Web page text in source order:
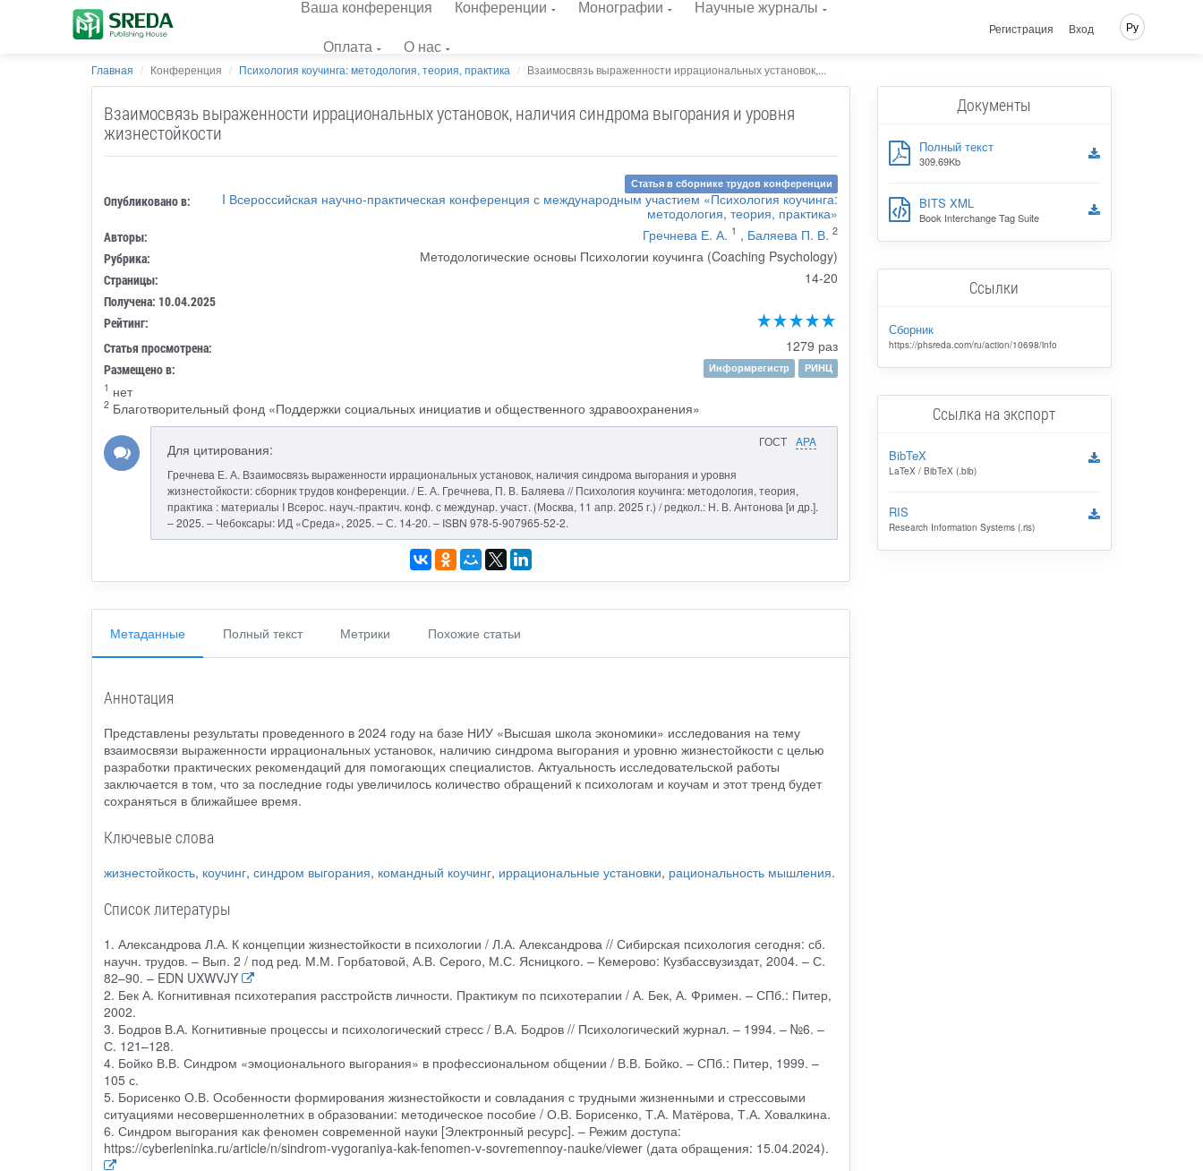
Ваша конференция Конференции Монографии
Научные журналы
Оплата
О нас
Регистрация Вход Ру
Главная Конференция Психология коучинга: методология, теория, практика Взаимосвязь выраженности иррациональных установок,...
Взаимосвязь выраженности иррациональных установок, наличия синдрома выгорания и уровня
жизнестойкости
Статья в сборнике трудов конференции
Опубликовано в:
I Всероссийская научно-практическая конференция с международным участием «Психология коучинга:
методология, теория, практика»
Авторы: Гречнева Е. А. 1 , Баляева П. В. 2
Рубрика: Методологические основы Психологии коучинга (Coaching Psychology)
Страницы: 14-20
Получена: 10.04.2025
Рейтинг:
Статья просмотрена:
1279 раз
Размещено в: Информрегистр
РИНЦ
1 нет
2Благотворительный фонд «Поддержки социальных инициатив и общественного здравоохранения»
ГОСТ APA
Для цитирования:
Гречнева Е. А. Взаимосвязь выраженности иррациональных установок, наличия синдрома выгорания и уровня
жизнестойкости: сборник трудов конференции. / Е. А. Гречнева, П. В. Баляева // Психология коучинга: методология, теория,
практика : материалы I Всерос. науч.-практич. конф. с междунар. участ. (Москва, 11 апр. 2025 г.) / редкол.: Н. В. Антонова [и др.].
– 2025. – Чебоксары: ИД «Среда», 2025. – С. 14-20. – ISBN 978-5-907965-52-2.
Метаданные Полный текст Метрики Похожие статьи
Аннотация
Представлены результаты проведенного в 2024 году на базе НИУ «Высшая школа экономики» исследования на тему
взаимосвязи выраженности иррациональных установок, наличию синдрома выгорания и уровню жизнестойкости с целью
разработки практических рекомендаций для помогающих специалистов. Актуальность исследовательской работы
заключается в том, что за последние годы увеличилось количество обращений к психологам и коучам и этот тренд будет
сохраняться в ближайшее время.
Ключевые слова
жизнестойкость, коучинг, синдром выгорания, командный коучинг, иррациональные установки, рациональность мышления.
Список литературы
1. Александрова Л.А. К концепции жизнестойкости в психологии / Л.А. Александрова // Сибирская психология сегодня: сб.
научн. трудов. – Вып. 2 / под ред. М.М. Горбатовой, А.В. Серого, М.С. Ясницкого. – Кемерово: Кузбассвузиздат, 2004. – С.
82–90. – EDN UXWVJY
2. Бек А. Когнитивная психотерапия расстройств личности. Практикум по психотерапии / А. Бек, А. Фримен. – СПб.: Питер,
2002.
3. Бодров В.А. Когнитивные процессы и психологический стресс / В.А. Бодров // Психологический журнал. – 1994. – №6. –
С. 121–128.
4. Бойко В.В. Синдром «эмоционального выгорания» в профессиональном общении / В.В. Бойко. – СПб.: Питер, 1999. –
105 с.
5. Борисенко О.В. Особенности формирования жизнестойкости и совладания с трудными жизненными и стрессовыми
ситуациями несовершеннолетних в образовании: методическое пособие / О.В. Борисенко, Т.А. Матёрова, Т.А. Ховалкина.
6. Синдром выгорания как феномен современной науки [Электронный ресурс]. – Режим доступа:
https://cyberleninka.ru/article/n/sindrom-vygoraniya-kak-fenomen-v-sovremennoy-nauke/viewer (дата обращения: 15.04.2024).
Документы
Полный текст
309.69Kb
BITS XML
Book Interchange Tag Suite
Ссылки
Сборник
https://phsreda.com/ru/action/10698/info
Ссылка на экспорт
BibTeX
LaTeX / BibTeX (.bib)
RIS
Research Information Systems (.ris)